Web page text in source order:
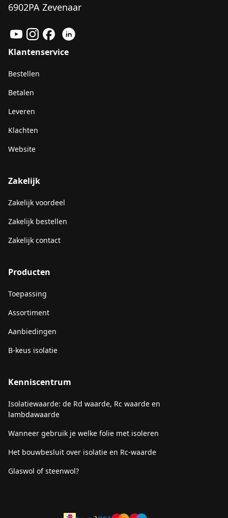
6902PA Zevenaar
Klantenservice
Bestellen
Betalen
Leveren
Klachten
Website
Zakelijk
Zakelijk voordeel
Zakelijk bestellen
Zakelijk contact
Producten
Toepassing
Assortiment
Aanbiedingen
B-keus isolatie
Kenniscentrum
Isolatiewaarde: de Rd waarde, Rc waarde en
lambdawaarde
Wanneer gebruik je welke folie met isoleren
Het bouwbesluit over isolatie en Rc-waarde
Glaswol of steenwol?